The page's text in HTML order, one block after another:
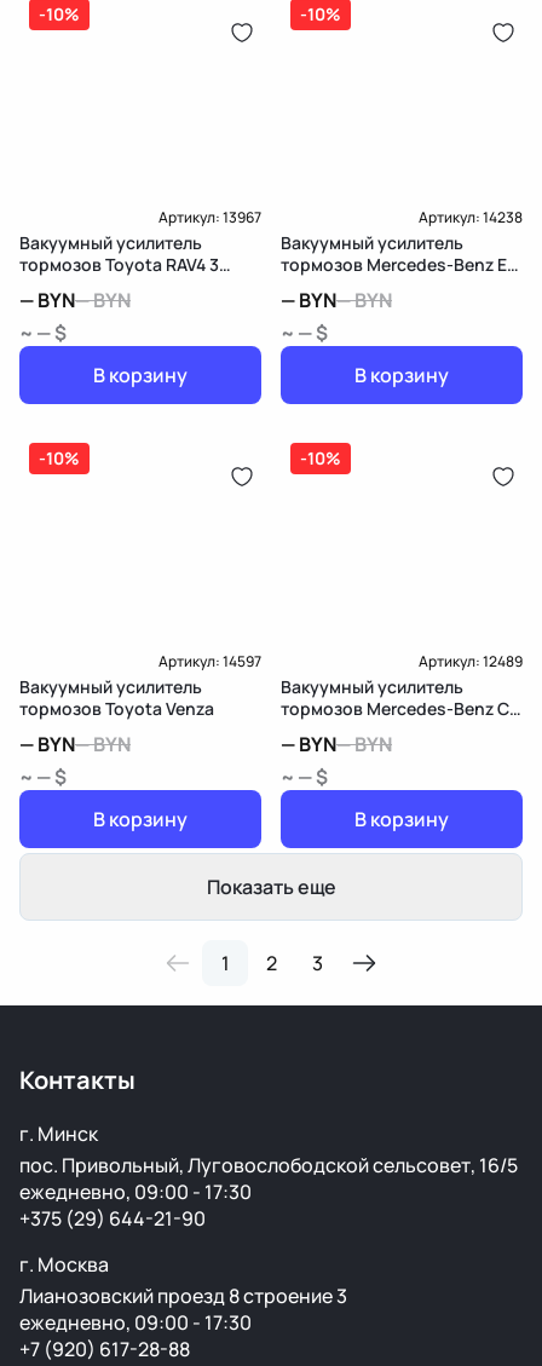
-10%
Артикул:13967
Вакуумный усилитель
тормозов Toyota RAV4 3
—BYN—BYN
~ — $
В корзину
-10%
Артикул:14238
Вакуумный усилитель
тормозов Mercedes-Benz E
—BYN—BYN
~ — $
В корзину
-10%
Артикул:14597
Вакуумный усилитель
тормозов Toyota Venza
—BYN—BYN
~ — $
В корзину
-10%
Артикул:12489
Вакуумный усилитель
тормозов Mercedes-Benz C
—BYN—BYN
~ — $
В корзину
Показать еще
1 2 3
Контакты
г. Минск
пос. Привольный, Луговослободской сельсовет, 16/5
ежедневно, 09:00 - 17:30
+375 (29) 644-21-90
г. Москва
Лианозовский проезд 8 строение 3
ежедневно, 09:00 - 17:30
+7 (920) 617-28-88